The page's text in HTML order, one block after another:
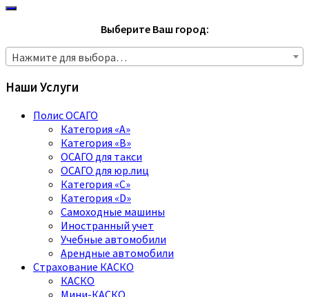
Выберите Ваш город:
Нажмите для выбора…
Наши Услуги
Полис ОСАГО
Категория «A»
Категория «B»
ОСАГО для такси
ОСАГО для юр.лиц
Категория «C»
Категория «D»
Самоходные машины
Иностранный учет
Учебные автомобили
Арендные автомобили
Страхование КАСКО
КАСКО
Мини-КАСКО